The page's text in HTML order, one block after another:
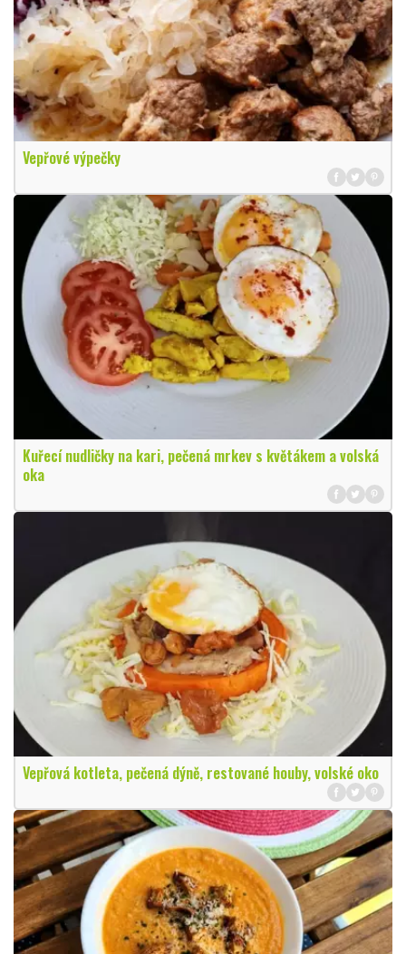
Vepřové výpečky
Kuřecí nudličky na kari, pečená mrkev s květákem a volská
oka
Vepřová kotleta, pečená dýně, restované houby, volské oko